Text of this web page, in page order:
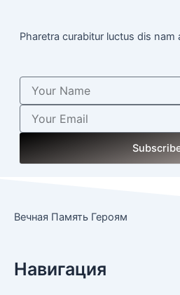
Pharetra curabitur luctus dis nam
Name
Email
Вечная Память Героям
Навигация